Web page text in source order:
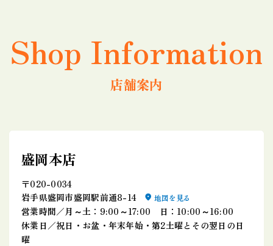
Shop Information
店舗案内
盛岡本店
〒020-0034
岩手県盛岡市盛岡駅前通8-14
地図を見る
営業時間／月～土：9:00～17:00 日：10:00～16:00
休業日／祝日・お盆・年末年始・第2土曜とその翌日の日
曜